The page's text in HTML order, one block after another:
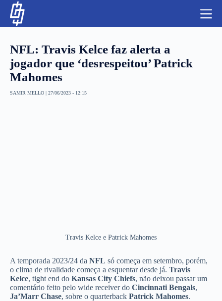
NFL: Travis Kelce faz alerta a
jogador que ‘desrespeitou’ Patrick
Mahomes
SAMIR MELLO | 27/06/2023 - 12:15
Travis Kelce e Patrick Mahomes
A temporada 2023/24 da NFL só começa em setembro, porém,
o clima de rivalidade começa a esquentar desde já. Travis
Kelce, tight end do Kansas City Chiefs, não deixou passar um
comentário feito pelo wide receiver do Cincinnati Bengals,
Ja’Marr Chase, sobre o quarterback Patrick Mahomes.